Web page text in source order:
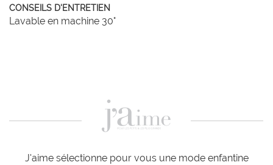
CONSEILS D'ENTRETIEN
Lavable en machine 30°
J'aime sélectionne pour vous une mode enfantine